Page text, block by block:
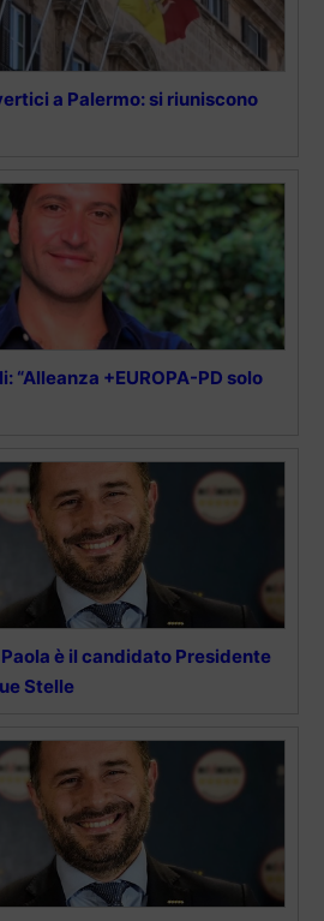
a Palermo: si riuniscono
“Alleanza +EUROPA-PD solo
è il candidato Presidente
Stelle